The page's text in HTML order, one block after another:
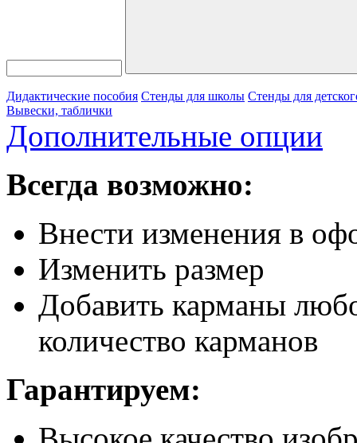
Дидактические пособия Стенды для школы Стенды для
Вывески, таблички
Дополнительные опции
Всегда возможно:
Внести изменения в
Изменить размер
Добавить карманы
количество карманов
Гарантируем: